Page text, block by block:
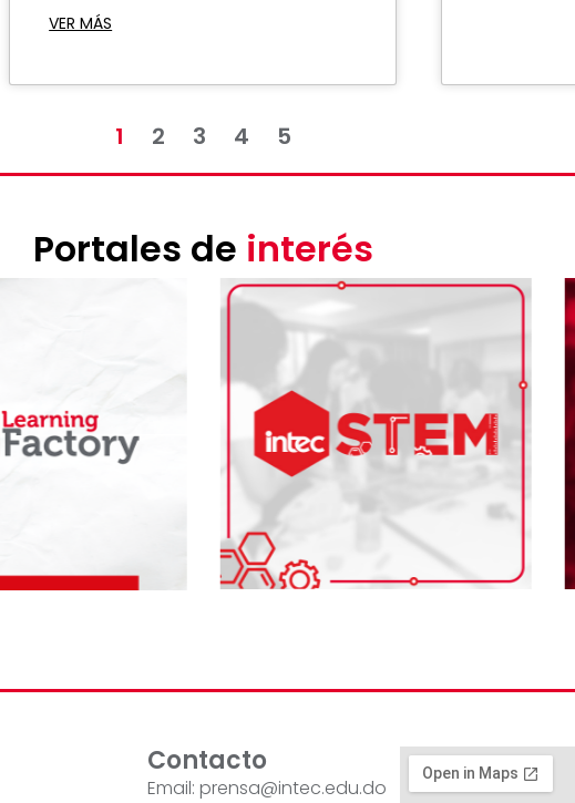
VER MÁS
1 2 3 4 5
Portales de interés
Contacto
Email: prensa@intec.edu.do